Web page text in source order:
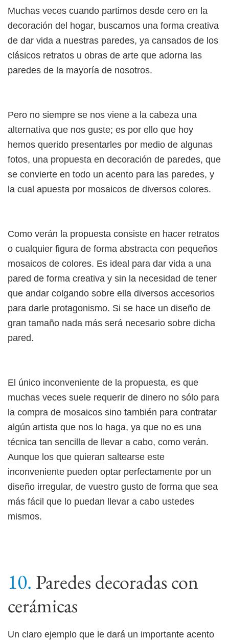
Muchas veces cuando partimos desde cero en la
decoración del hogar, buscamos una forma creativa
de dar vida a nuestras paredes, ya cansados de los
clásicos retratos u obras de arte que adorna las
paredes de la mayoría de nosotros.
Pero no siempre se nos viene a la cabeza una
alternativa que nos guste; es por ello que hoy
hemos querido presentarles por medio de algunas
fotos, una propuesta en decoración de paredes, que
se convierte en todo un acento para las paredes, y
la cual apuesta por mosaicos de diversos colores.
Como verán la propuesta consiste en hacer retratos
o cualquier figura de forma abstracta con pequeños
mosaicos de colores. Es ideal para dar vida a una
pared de forma creativa y sin la necesidad de tener
que andar colgando sobre ella diversos accesorios
para darle protagonismo. Si se hace un diseño de
gran tamaño nada más será necesario sobre dicha
pared.
El único inconveniente de la propuesta, es que
muchas veces suele requerir de dinero no sólo para
la compra de mosaicos sino también para contratar
algún artista que nos lo haga, ya que no es una
técnica tan sencilla de llevar a cabo, como verán.
Aunque los que quieran saltearse este
inconveniente pueden optar perfectamente por un
diseño irregular, de vuestro gusto de forma que sea
más fácil que lo puedan llevar a cabo ustedes
mismos.
Paredes decoradas con
cerámicas
Un claro ejemplo que le dará un importante acento